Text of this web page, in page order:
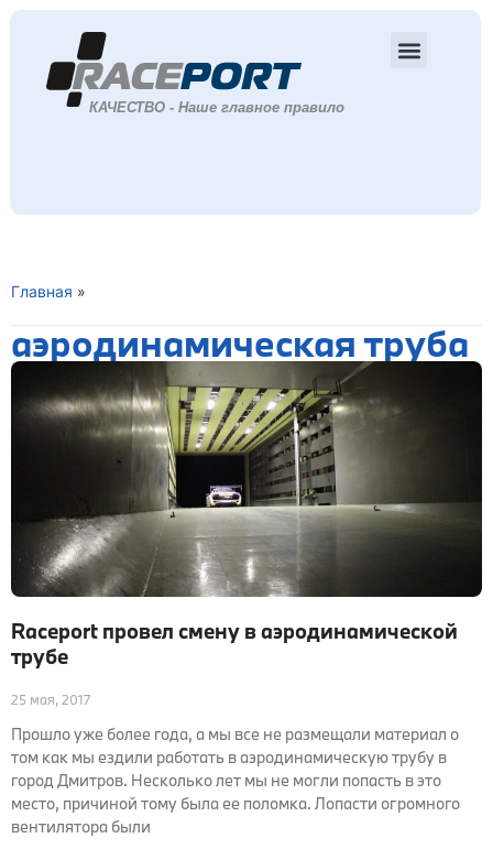
Главная »
аэродинамическая труба
Raceport провел смену в аэродинамической
трубе
25 мая, 2017
Прошло уже более года, а мы все не размещали материал о
том как мы ездили работать в аэродинамическую трубу в
город Дмитров. Несколько лет мы не могли попасть в это
место, причиной тому была ее поломка. Лопасти огромного
вентилятора были